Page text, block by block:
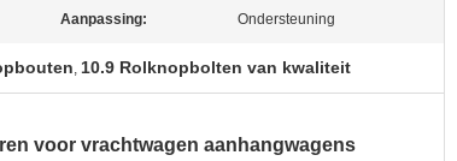
Aanpassing: Ondersteuning
, 10.9 Rolknopbolten van kwaliteit
voor vrachtwagen aanhangwagens